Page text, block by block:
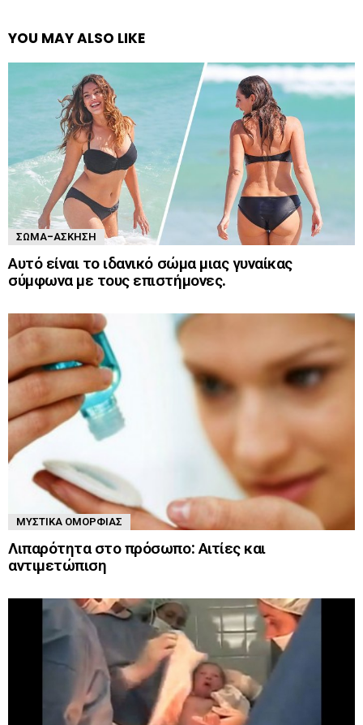
YOU MAY ALSO LIKE
ΣΏΜΑ-ΆΣΚΗΣΗ
Αυτό είναι το ιδανικό σώμα μιας γυναίκας
σύμφωνα με τους επιστήμονες.
ΜΥΣΤΙΚΆ ΟΜΟΡΦΙΆΣ
Λιπαρότητα στο πρόσωπο: Αιτίες και
αντιμετώπιση